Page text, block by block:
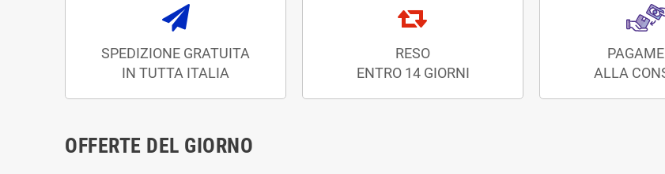
SPEDIZIONE GRATUITA
IN TUTTA ITALIA
RESO
ENTRO 14 GIORNI
ALLA
OFFERTE DEL GIORNO